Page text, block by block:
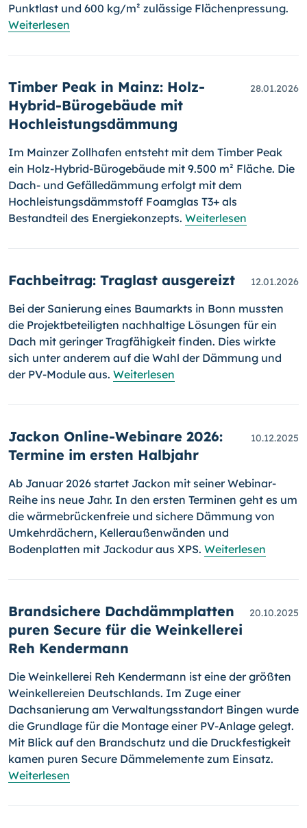
Punktlast und 600 kg/m² zulässige Flächenpressung.
Weiterlesen
Timber Peak in Mainz: Holz-
Hybrid-Bürogebäude mit
Hochleistungsdämmung
28.01.2026
Im Mainzer Zollhafen entsteht mit dem Timber Peak
ein Holz-Hybrid-Bürogebäude mit 9.500 m² Fläche. Die
Dach- und Gefälledämmung erfolgt mit dem
Hochleistungsdämmstoff Foamglas T3+ als
Bestandteil des Energiekonzepts. Weiterlesen
Fachbeitrag: Traglast ausgereizt 12.01.2026
Bei der Sanierung eines Baumarkts in Bonn mussten
die Projektbeteiligten nachhaltige Lösungen für ein
Dach mit geringer Tragfähigkeit finden. Dies wirkte
sich unter anderem auf die Wahl der Dämmung und
der PV-Module aus. Weiterlesen
Jackon Online-Webinare 2026:
Termine im ersten Halbjahr
10.12.2025
Ab Januar 2026 startet Jackon mit seiner Webinar-
Reihe ins neue Jahr. In den ersten Terminen geht es um
die wärmebrückenfreie und sichere Dämmung von
Umkehrdächern, Kelleraußenwänden und
Bodenplatten mit Jackodur aus XPS. Weiterlesen
Brandsichere Dachdämmplatten
puren Secure für die Weinkellerei
Reh Kendermann
20.10.2025
Die Weinkellerei Reh Kendermann ist eine der größten
Weinkellereien Deutschlands. Im Zuge einer
Dachsanierung am Verwaltungsstandort Bingen wurde
die Grundlage für die Montage einer PV-Anlage gelegt.
Mit Blick auf den Brandschutz und die Druckfestigkeit
kamen puren Secure Dämmelemente zum Einsatz.
Weiterlesen